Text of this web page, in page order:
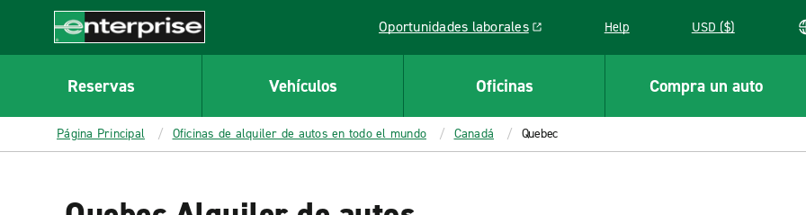
CONTENT
Enterprise
Oportunidades laborales
Link opens in a new window Help USD ($)
Reservas Vehículos Oficinas Compra un auto
Página Principal Oficinas de alquiler de autos en todo el mundo Canadá Quebec